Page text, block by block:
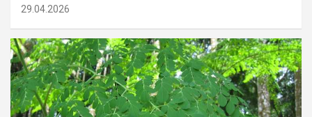
29.04.2026